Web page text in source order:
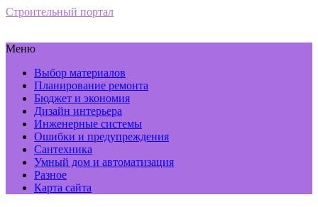
Строительный портал
Меню
Выбор материалов
Планирование ремонта
Бюджет и экономия
Дизайн интерьера
Инженерные системы
Ошибки и предупреждения
Сантехника
Умный дом и автоматизация
Разное
Карта сайта